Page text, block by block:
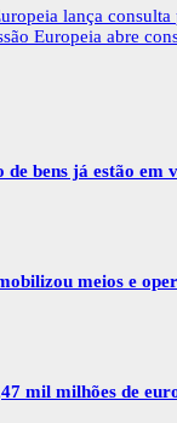
lança consulta
Europeia abre
bens já estão em
meios e
mil milhões de